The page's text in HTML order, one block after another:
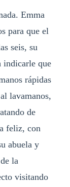
Emma
para que el
seis, su
indicarle que
rápidas
lavamanos,
de
feliz, con
abuela y
la
visitando